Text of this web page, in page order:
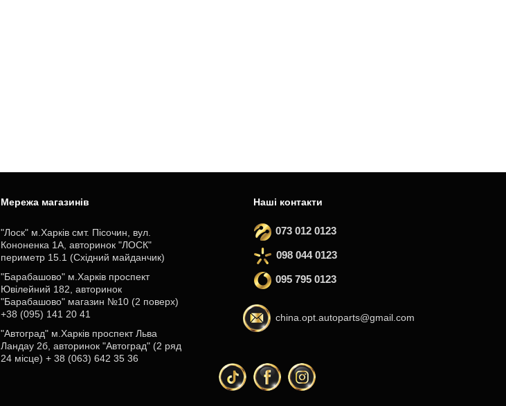
Мережа магазинів
"Лоск" м.Харків смт. Пісочин, вул.
Кононенка 1А, авторинок "ЛОСК"
периметр 15.1 (Східний майданчик)
"Барабашово" м.Харків проспект
Ювілейний 182, авторинок
"Барабашово" магазин №10 (2 поверх)
+38 (095) 141 20 41
"Автоград" м.Харків проспект Льва
Ландау 2б, авторинок "Автоград" (2 ряд
24 місце) + 38 (063) 642 35 36
Наші контакти
073 012 0123
098 044 0123
095 795 0123
china.opt.autoparts@gmail.com